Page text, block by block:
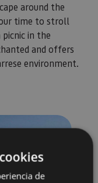
around the
time to stroll
in the
and offers
environment.
de